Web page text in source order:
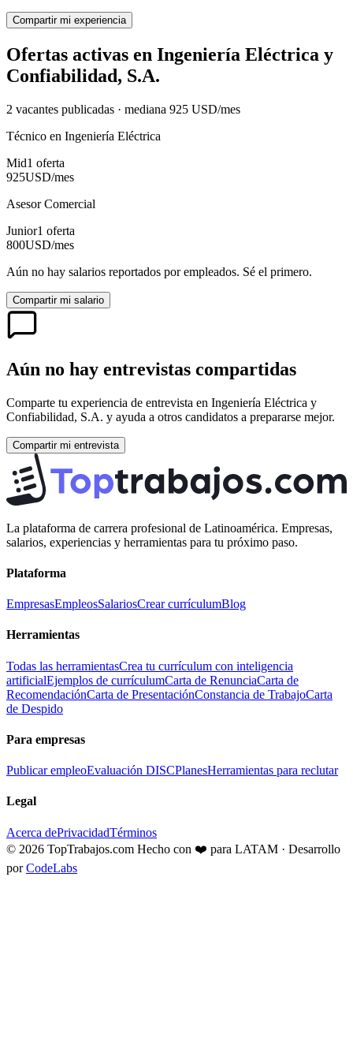
Compartir mi experiencia
Ofertas activas en Ingeniería Eléctrica y
Confiabilidad, S.A.
2 vacantes publicadas · mediana 925 USD/mes
Técnico en Ingeniería Eléctrica
Mid1 oferta
925USD/mes
Asesor Comercial
Junior1 oferta
800USD/mes
Aún no hay salarios reportados por empleados. Sé el primero.
Compartir mi salario
Aún no hay entrevistas compartidas
Comparte tu experiencia de entrevista en Ingeniería Eléctrica y
Confiabilidad, S.A. y ayuda a otros candidatos a prepararse mejor.
Compartir mi entrevista
La plataforma de carrera profesional de Latinoamérica. Empresas,
salarios, experiencias y herramientas para tu próximo paso.
Plataforma
EmpresasEmpleosSalariosCrear currículumBlog
Herramientas
Todas las herramientasCrea tu currículum con inteligencia
artificialEjemplos de currículumCarta de RenunciaCarta de
RecomendaciónCarta de PresentaciónConstancia de TrabajoCarta
de Despido
Para empresas
Publicar empleoEvaluación DISCPlanesHerramientas para reclutar
Legal
Acerca dePrivacidadTérminos
© 2026 TopTrabajos.com Hecho con ❤️ para LATAM · Desarrollo
por CodeLabs